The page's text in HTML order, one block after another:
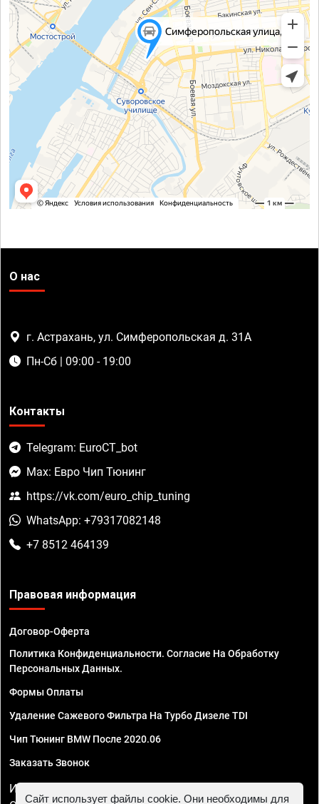
О нас
г. Астрахань, ул. Симферопольская д. 31А
Пн-Сб | 09:00 - 19:00
Контакты
Telegram: EuroCT_bot
Max: Евро Чип Тюнинг
https://vk.com/euro_chip_tuning
WhatsApp: +79317082148
+7 8512 464139
Правовая информация
Договор-Оферта
Политика Конфиденциальности. Согласие На Обработку
Персональных Данных.
Формы Оплаты
Удаление Сажевого Фильтра На Турбо Дизеле TDI
Чип Тюнинг BMW После 2020.06
Заказать Звонок
ИП Смирнов Георгий Павлович. ИНН 781302555843,
Сайт использует файлы cookie. Они необходимы для